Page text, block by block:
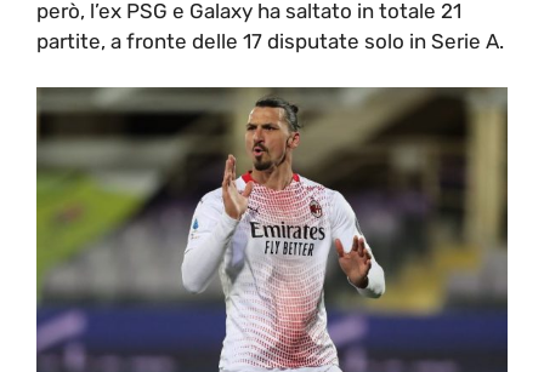
però, l’ex PSG e Galaxy ha saltato in totale 21
partite, a fronte delle 17 disputate solo in Serie A.